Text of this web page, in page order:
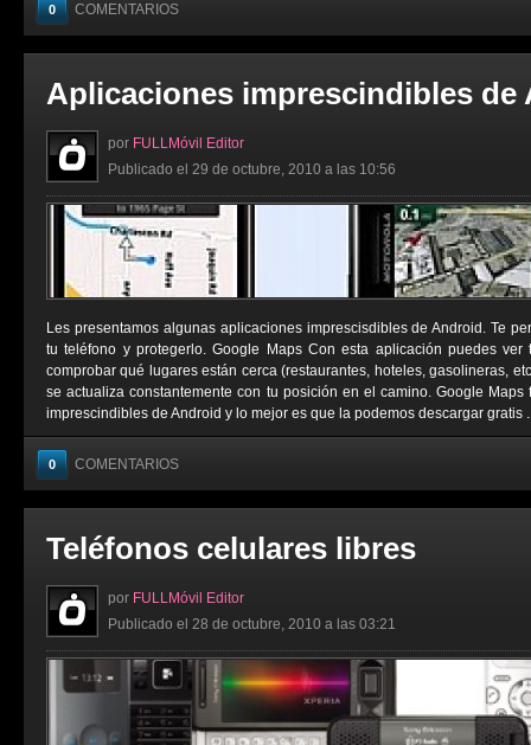
0 COMENTARIOS
Aplicaciones imprescindibles de
por FULLMóvil Editor
Publicado el 29 de octubre, 2010 a las 10:56
Les presentamos algunas aplicaciones imprescisdibles de Android. Te
tu teléfono y protegerlo. Google Maps Con esta aplicación puedes
comprobar qué lugares están cerca (restaurantes, hoteles, gasolineras,
se actualiza constantemente con tu posición en el camino. Google
imprescindibles de Android y lo mejor es que la podemos descargar gratis
0 COMENTARIOS
Teléfonos celulares libres
por FULLMóvil Editor
Publicado el 28 de octubre, 2010 a las 03:21